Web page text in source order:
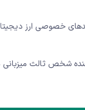
خصوصی ارز
شخص ثالث میزبانی